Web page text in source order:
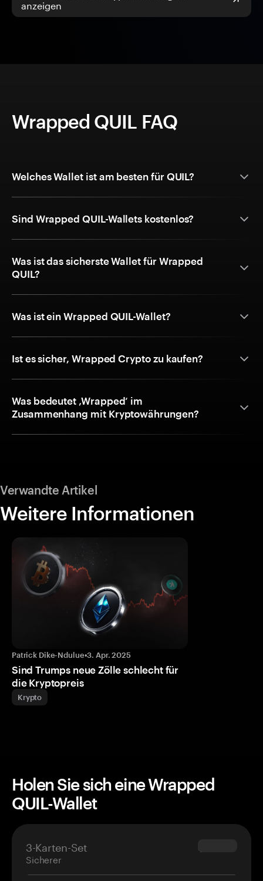
anzeigen
Wrapped QUIL FAQ
Welches Wallet ist am besten für QUIL?
Sind Wrapped QUIL-Wallets kostenlos?
Was ist das sicherste Wallet für Wrapped
QUIL?
Was ist ein Wrapped QUIL-Wallet?
Ist es sicher, Wrapped Crypto zu kaufen?
Was bedeutet ‚Wrapped‘ im
Zusammenhang mit Kryptowährungen?
Verwandte Artikel
Weitere Informationen
Patrick Dike-Ndulue•3. Apr. 2025
Sind Trumps neue Zölle schlecht für
die Kryptopreis
Krypto
Holen Sie sich eine Wrapped
QUIL-Wallet
3-Karten-Set
Sicherer
$69.90